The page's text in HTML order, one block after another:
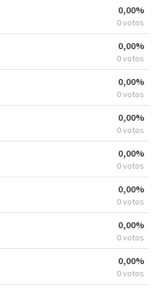
0,00%
0 votos
0,00%
0 votos
0,00%
0 votos
0,00%
0 votos
0,00%
0 votos
0,00%
0 votos
0,00%
0 votos
0,00%
0 votos